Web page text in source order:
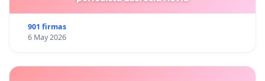
901 firmas
6 May 2026